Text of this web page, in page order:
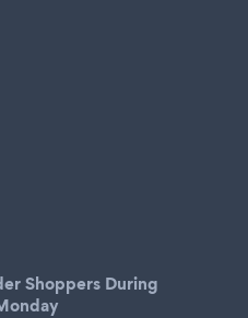
Shoppers During